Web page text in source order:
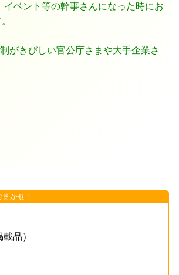
ベント等の幹事さんになった時にお
がきびしい官公庁さまや大手企業さ
かせ！
品）